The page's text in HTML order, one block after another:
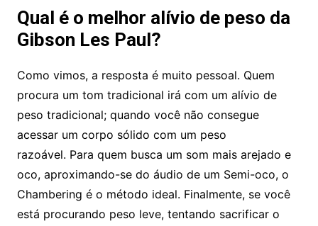
Qual é o melhor alívio de peso da
Gibson Les Paul?
Como vimos, a resposta é muito pessoal. Quem
procura um tom tradicional irá com um alívio de
peso tradicional; quando você não consegue
acessar um corpo sólido com um peso
razoável. Para quem busca um som mais arejado e
oco, aproximando-se do áudio de um Semi-oco, o
Chambering é o método ideal. Finalmente, se você
está procurando peso leve, tentando sacrificar o